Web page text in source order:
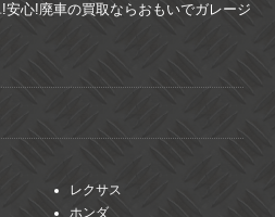
安心!廃車の買取ならおもいでガレージ
レクサス
ホンダ